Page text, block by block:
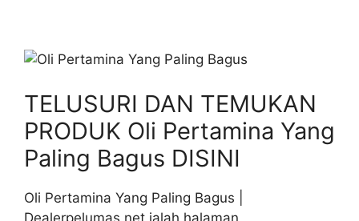
TELUSURI DAN TEMUKAN
PRODUK Oli Pertamina Yang
Paling Bagus DISINI
Oli Pertamina Yang Paling Bagus |
Dealerpelumas.net ialah halaman